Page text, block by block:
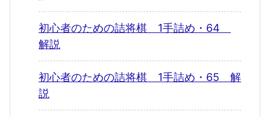
初心者のための詰将棋 1手詰め・64
解説
初心者のための詰将棋 1手詰め・65 解
説